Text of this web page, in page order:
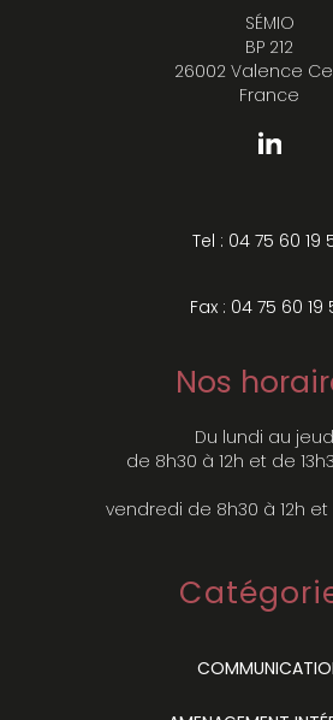
SÉMIO
BP 212
26002 Valence
France
Tel : 04 75 60 19
Fax : 04 75 60 19
Nos
Du lundi au
de 8h30 à 12h et de
vendredi de 8h30 à 12h et